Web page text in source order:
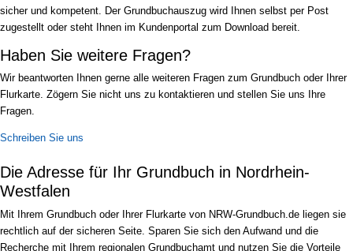
sicher und kompetent. Der Grundbuchauszug wird Ihnen selbst per Post
zugestellt oder steht Ihnen im Kundenportal zum Download bereit.
Haben Sie weitere Fragen?
Wir beantworten Ihnen gerne alle weiteren Fragen zum Grundbuch oder Ihrer
Flurkarte. Zögern Sie nicht uns zu kontaktieren und stellen Sie uns Ihre
Fragen.
Schreiben Sie uns
Die Adresse für Ihr Grundbuch in Nordrhein-
Westfalen
Mit Ihrem Grundbuch oder Ihrer Flurkarte von NRW-Grundbuch.de liegen sie
rechtlich auf der sicheren Seite. Sparen Sie sich den Aufwand und die
Recherche mit Ihrem regionalen Grundbuchamt und nutzen Sie die Vorteile